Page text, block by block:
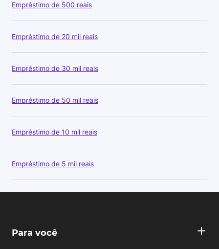
Empréstimo de 500 reais
Empréstimo de 20 mil reais
Empréstimo de 30 mil reais
Empréstimo de 50 mil reais
Empréstimo de 10 mil reais
Empréstimo de 5 mil reais
Para você